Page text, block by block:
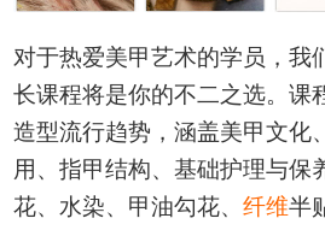
对于热爱美甲艺术的学员，我
长课程将是你的不二之选。课
造型流行趋势，涵盖美甲文化
用、指甲结构、基础护理与保
花、水染、甲油勾花、纤维半